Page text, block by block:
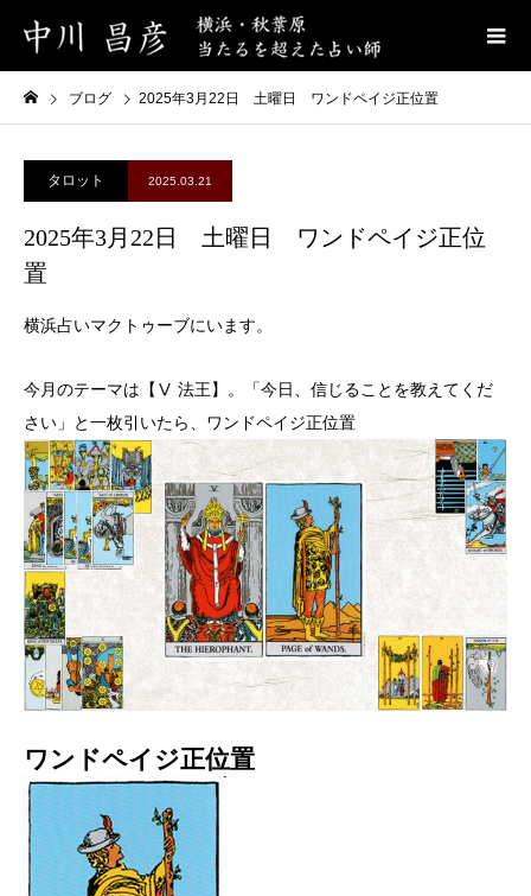
ブログ 2025年3月22日 土曜日 ワンドペイジ正位置
タロット 2025.03.21
2025年3月22日 土曜日 ワンドペイジ正位
置
横浜占いマクトゥーブにいます。
今月のテーマは【Ⅴ 法王】。「今日、信じることを教えてくだ
さい」と一枚引いたら、ワンドペイジ正位置
ワンドペイジ正位置